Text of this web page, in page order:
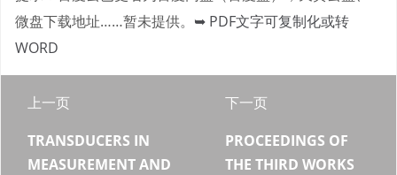
微盘下载地址……暂未提供。 ➥ PDF文字可复制化或转
WORD
上一页
TRANSDUCERS IN
MEASUREMENT AND
下一页
PROCEEDINGS OF
THE THIRD WORKS